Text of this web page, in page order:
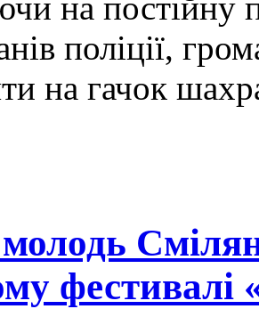
на постійну
поліції,
на гачок